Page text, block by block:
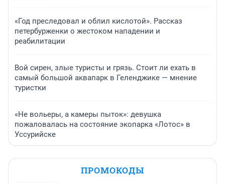
«Год преследовал и облил кислотой». Рассказ
петербурженки о жестоком нападении и
реабилитации
Вой сирен, злые туристы и грязь. Стоит ли ехать в
самый большой аквапарк в Геленджике — мнение
туристки
«Не вольеры, а камеры пыток»: девушка
пожаловалась на состояние экопарка «Лотос» в
Уссурийске
ПРОМОКОДЫ